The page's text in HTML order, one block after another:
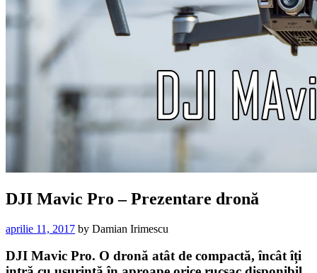
DJI Mavic Pro – Prezentare dronă
aprilie 11, 2017 by Damian Irimescu
DJI Mavic Pro. O dronă atât de compactă, încât îți